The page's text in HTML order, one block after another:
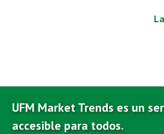
UFM Market Trends es un
accesible para todos.